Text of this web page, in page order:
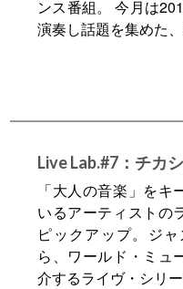
ンス番組。 今月は
演奏し話題を集めた
Live Lab.#7：チカ
「大人の音楽」を
いるアーティストの
ピックアップ。ジ
ら、ワールド・ミュ
介するライヴ・シリ